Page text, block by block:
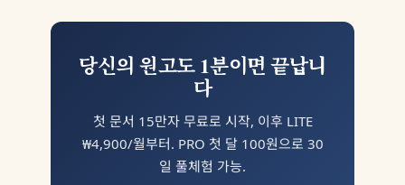
당신의 원고도 1분이면 끝납니
다
첫 문서 15만자 무료로 시작, 이후 LITE
₩4,900/월부터. PRO 첫 달 100원으로 30
일 풀체험 가능.